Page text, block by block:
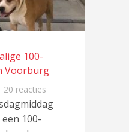
100-
Voorburg
20 reacties
100-